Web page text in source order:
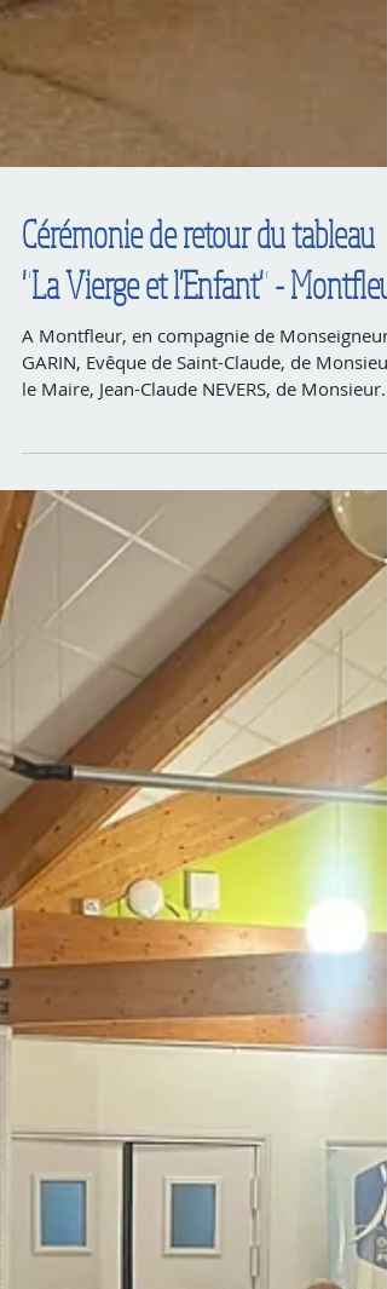
Cérémonie de retour du tableau
GARIN, Evêque de Saint-Claude, de Monsieur
le Maire, Jean-Claude NEVERS, de Monsieur
Christian...